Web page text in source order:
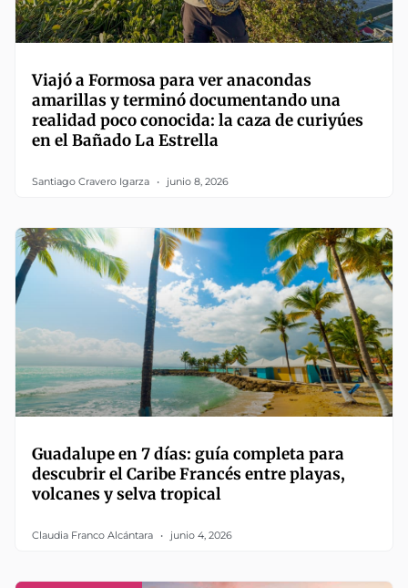
Viajó a Formosa para ver anacondas
amarillas y terminó documentando una
realidad poco conocida: la caza de curiyúes
en el Bañado La Estrella
Santiago Cravero Igarza junio 8, 2026
Guadalupe en 7 días: guía completa para
descubrir el Caribe Francés entre playas,
volcanes y selva tropical
Claudia Franco Alcántara junio 4, 2026